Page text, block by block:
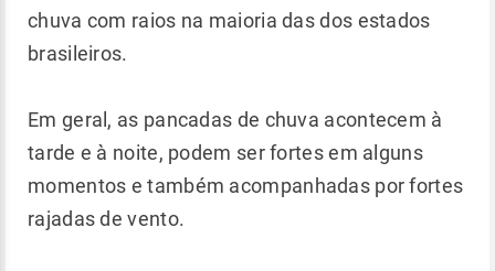
chuva com raios na maioria das dos estados
brasileiros.
Em geral, as pancadas de chuva acontecem à
tarde e à noite, podem ser fortes em alguns
momentos e também acompanhadas por fortes
rajadas de vento.